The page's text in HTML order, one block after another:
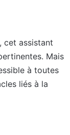
, cet assistant
Mais
à toutes
liés à la